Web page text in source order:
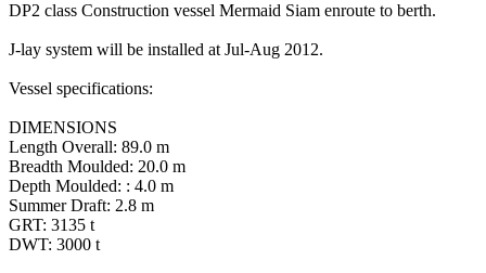
DP2 class Construction vessel Mermaid Siam enroute to berth.
J-lay system will be installed at Jul-Aug 2012.
Vessel specifications:
DIMENSIONS
Length Overall: 89.0 m
Breadth Moulded: 20.0 m
Depth Moulded: : 4.0 m
Summer Draft: 2.8 m
GRT: 3135 t
DWT: 3000 t